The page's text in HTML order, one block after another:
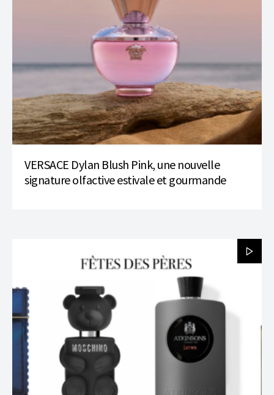
VERSACE Dylan Blush Pink, une nouvelle
signature olfactive estivale et gourmande